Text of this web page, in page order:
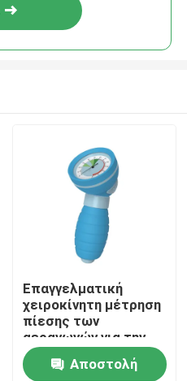
Επαγγελματική
χειροκίνητη μέτρηση
πίεσης των
αεραγωγών για την
ETT LMA 0-
120CMH2OΑποστολή